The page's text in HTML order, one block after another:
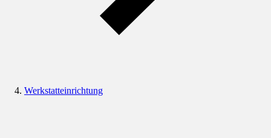
Werkstatteinrichtung